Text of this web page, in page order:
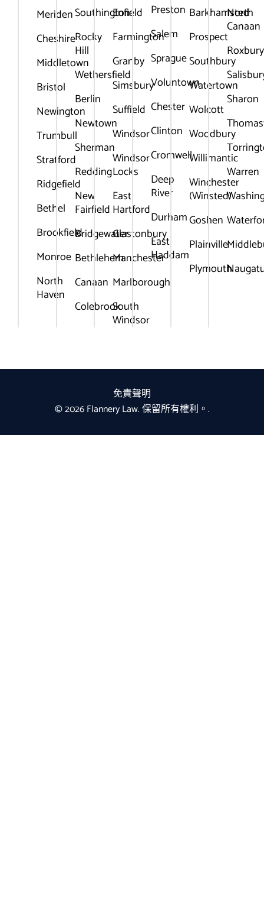
Meriden
Cheshire
Middletown
Bristol
Newington
Trumbull
Stratford
Ridgefield
Bethel
Brookfield
Monroe
North
Haven
Southington
Rocky
Hill
Wethersfield
Berlin
Newtown
Sherman
Redding
New
Fairfield
Bridgewater
Bethlehem
Canaan
Colebrook
Enfield
Farmington
Granby
Simsbury
Suffield
Windsor
Windsor
Locks
East
Hartford
Glastonbury
Manchester
Marlborough
South
Windsor
Preston
Salem
Sprague
Voluntown
Chester
Clinton
Cromwell
Deep
River
Durham
East
Haddam
Barkhamsted
Prospect
Southbury
Watertown
Wolcott
Woodbury
Willimantic
Winchester
(Winsted)
Goshen
Plainville
Plymouth
North
Canaan
Roxbury
Sharon
Warren
免責聲明
© 2026 Flannery Law. 保留所有權利。.